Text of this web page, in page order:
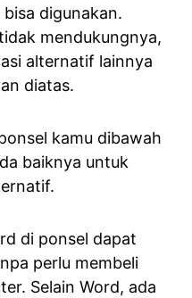
digunakan.
mendukungnya,
alternatif lainnya
diatas.
kamu dibawah
baiknya untuk
di ponsel dapat
perlu membeli
Selain Word, ada